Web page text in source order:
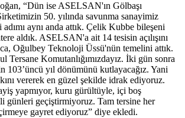
“Dün ise ASELSAN'ın Gölbaşı
50. yılında savunma sanayimiz
aynı anda attık. Çelik Kubbe bileşeni
aldık. ASELSAN'a ait 14 tesisin açılışını
Oğulbey Teknoloji Üssü'nün temelini attık.
Tersane Komutanlığımızdayız. İki gün sonra
103’üncü yıl dönümünü kutlayacağız. Yani
vererek en güzel şekilde idrak ediyoruz.
yapmıyor, kuru gürültüyle, içi boş
günleri geçiştirmiyoruz. Tam tersine her
gayret ediyoruz” diye ekledi.